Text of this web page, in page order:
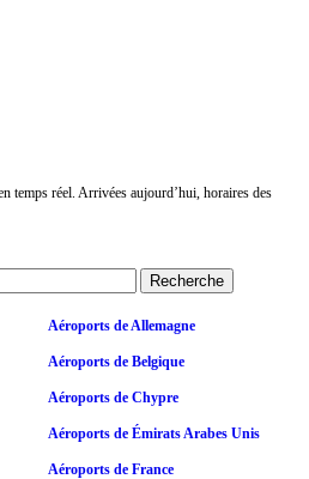
temps réel. Arrivées aujourd’hui, horaires des
Aéroports de Allemagne
Aéroports de Belgique
Aéroports de Chypre
Aéroports de Émirats Arabes Unis
Aéroports de France